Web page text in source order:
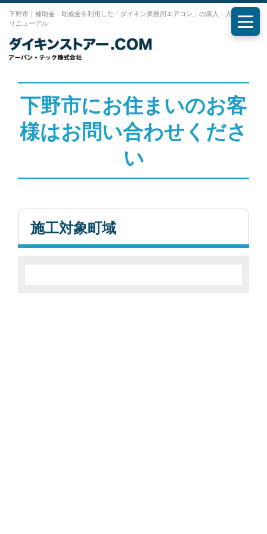
下野市｜補助金・助成金を利用した「ダイキン業務用エアコン」の購入・入れ替え・
リニューアル
メニ
下野市にお住まいのお客
様はお問い合わせくださ
い
施工対象町域